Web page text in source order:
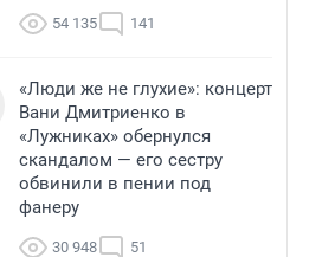
54 135 141
«Люди же не глухие»: концерт
Вани Дмитриенко в
«Лужниках» обернулся
скандалом — его сестру
обвинили в пении под
фанеру
30 948 51